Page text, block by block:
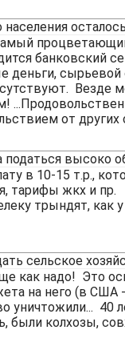
населения
банковский
деньги, сырьевой
Везде
от других
податься высоко
в 10-15 т.р.,
тарифы жкх и пр.
трындят, как
сельское
как надо! Это
на него (в США
уничтожили... 40
были колхозы,